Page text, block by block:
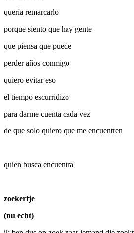
quería remarcarlo
porque siento que hay gente
que piensa que puede
perder años conmigo
quiero evitar eso
el tiempo escurridizo
para darme cuenta cada vez
de que solo quiero que me encuentren
quien busca encuentra
zoekertje
(nu echt)